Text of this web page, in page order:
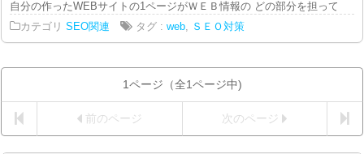
自分の作ったWEBサイトの1ページがＷＥＢ情報の どの部分を担っている
カテゴリ SEO関連 タグ : web, ＳＥＯ対策
1ページ（全1ページ中)
前のページ 次のページ